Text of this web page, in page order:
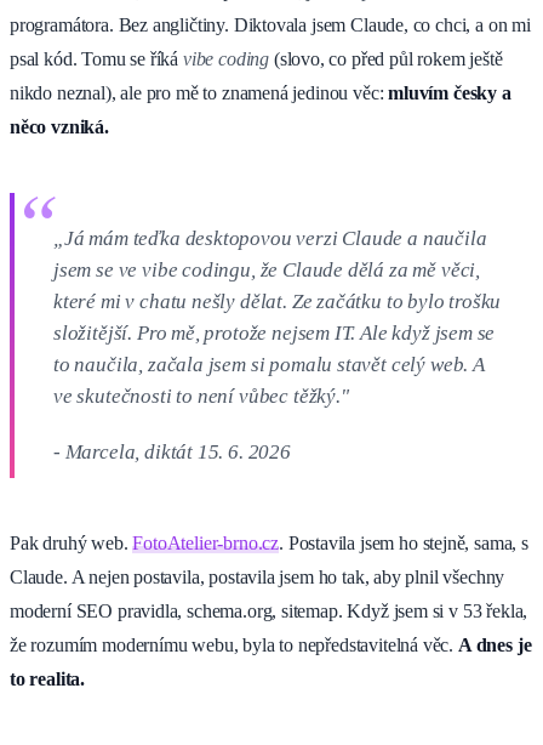
programátora. Bez angličtiny. Diktovala jsem Claude, co chci, a on mi
psal kód. Tomu se říká vibe coding (slovo, co před půl rokem ještě
nikdo neznal), ale pro mě to znamená jedinou věc:mluvím česky a
něco vzniká.
„Já mám teďka desktopovou verzi Claude a naučila
jsem se ve vibe codingu, že Claude dělá za mě věci,
které mi v chatu nešly dělat. Ze začátku to bylo trošku
složitější. Pro mě, protože nejsem IT. Ale když jsem se
to naučila, začala jsem si pomalu stavět celý web. A
ve skutečnosti to není vůbec těžký."
- Marcela, diktát 15. 6. 2026
Pak druhý web.FotoAtelier-brno.cz. Postavila jsem ho stejně, sama, s
Claude. A nejen postavila, postavila jsem ho tak, aby plnil všechny
moderní SEO pravidla, schema.org, sitemap. Když jsem si v 53 řekla,
že rozumím modernímu webu, byla to nepředstavitelná věc. A dnes je
to realita.